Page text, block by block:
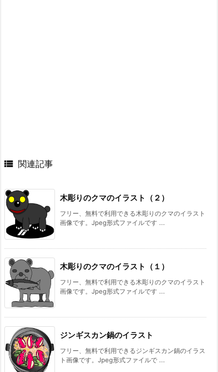
 関連記事
木彫りのクマのイラスト（２）
フリー、無料で利用できる木彫りのクマのイラスト
画像です。Jpeg形式ファイルです ...
木彫りのクマのイラスト（１）
フリー、無料で利用できる木彫りのクマのイラスト
画像です。Jpeg形式ファイルです ...
ジンギスカン鍋のイラスト
フリー、無料で利用できるジンギスカン鍋のイラス
ト画像です。Jpeg形式ファイルで ...